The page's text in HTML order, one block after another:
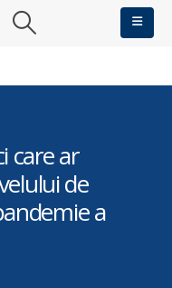
care ar
de
a